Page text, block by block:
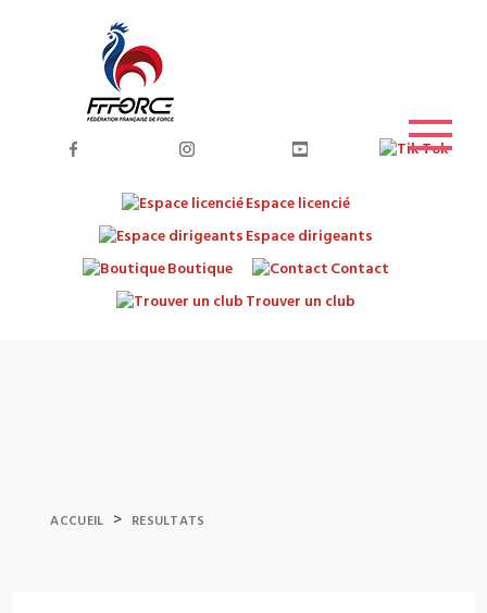
Espace licencié
Espace dirigeants
Boutique
Contact
Trouver un club
ACCUEIL > RESULTATS